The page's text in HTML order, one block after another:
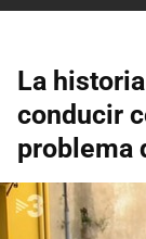
La
conducir
problema